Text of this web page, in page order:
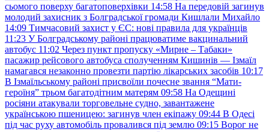
сьомого поверху багатоповерхівки 14:58 На передовій загинув
молодий захисник з Болградської громади Кишлали Михайло
14:09 Тимчасовий захист у ЄС: нові правила для українців
11:23 У Болградському районі працюватиме вакцинальний
автобус 11:02 Через пункт пропуску «Мирне – Табаки»
пасажир рейсового автобуса сполученням Кишинів — Ізмаїл
намагався незаконно провезти партію лікарських засобів 10:17
В Ізмаїльському районі присвоїли почесне звання “Мати-
героїня” трьом багатодітним матерям 09:58 На Одещині
росіяни атакували торговельне судно, завантажене
українською пшеницею: загинув член екіпажу 09:44 В Одесі
під час руху автомобіль провалився під землю 09:15 Ворог не